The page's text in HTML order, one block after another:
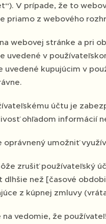
V prípade, že to
priamo z webového
webovej stránke a pri
uvedené v
uvedené kupujúcim v
účtu je
ohľadom informácií
oprávnený umožniť
zrušiť používateľský
dlhšie než [časové
z kúpnej zmluvy
na vedomie, že